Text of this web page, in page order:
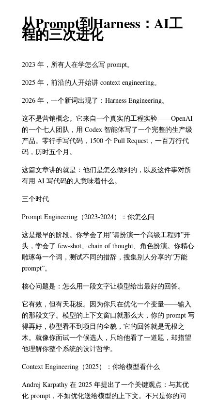
从Prompt到Harness：AI工
程的三次进化
2023 年，所有人在学怎么写 prompt。
2025 年，前沿的人开始讲 context engineering。
2026 年，一个新词出现了：Harness Engineering。
这不是营销概念。它来自一个真实的工程实验——OpenAI
的一个七人团队，用 Codex 智能体写了一个完整的生产级
产品。零行手写代码，1500 个 Pull Request，一百万行代
码，历时五个月。
这篇文章讲的就是：他们是怎么做到的，以及这件事对所
有用 AI 写代码的人意味着什么。
三个时代
Prompt Engineering（2023-2024）：你怎么问
这是最早的阶段。你学会了用”请扮演一个高级工程师”开
头，学会了 few-shot、chain of thought、角色扮演。你精心
雕琢每一个词，测试不同的措辞，搜集别人分享的”万能
prompt”。
核心问题是：怎么用一段文字让模型给出最好的回答。
它有效，但有天花板。因为你只在优化一个变量——输入
的那段文字。模型的上下文窗口就那么大，你的 prompt 写
得再好，模型看不到项目的全貌，它的回答就是无根之
木。就像你面试一个候选人，只给他看了一道题，却指望
他理解你整个系统的设计哲学。
Context Engineering（2025）：你给模型看什么
Andrej Karpathy 在 2025 年提出了一个关键观点：与其优
化 prompt，不如优化送给模型的上下文。不只是你的问